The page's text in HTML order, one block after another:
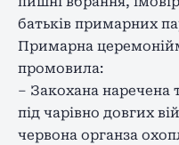
батьків примарних
Примарна
промовила:
– Закохана наречена
під чарівно довгих
червона органза